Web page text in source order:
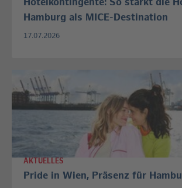
Hotelkontingente: So stärkt die
Hamburg als MICE-Destination
17.07.2026
AKTUELLES
Pride in Wien, Präsenz für